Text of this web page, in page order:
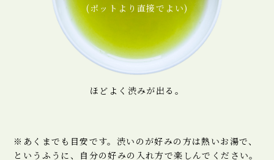
(ポットより直接でよい)
ほどよく渋みが出る。
※あくまでも目安です。渋いのが好みの方は熱いお湯で、
というふうに、自分の好みの入れ方で楽しんでください。